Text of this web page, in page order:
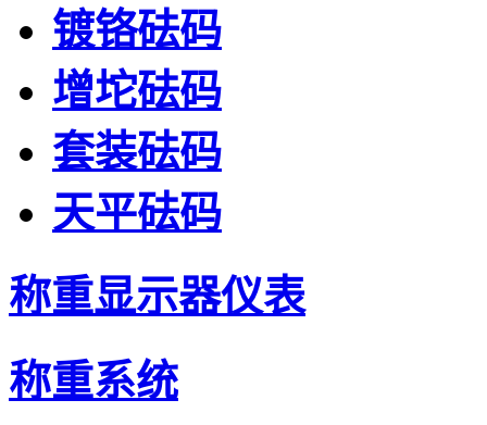
镀铬砝码
增坨砝码
套装砝码
天平砝码
称重显示器仪表
称重系统